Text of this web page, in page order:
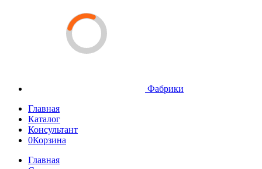
Фабрики
Главная
Каталог
Консультант
0Корзина
Главная